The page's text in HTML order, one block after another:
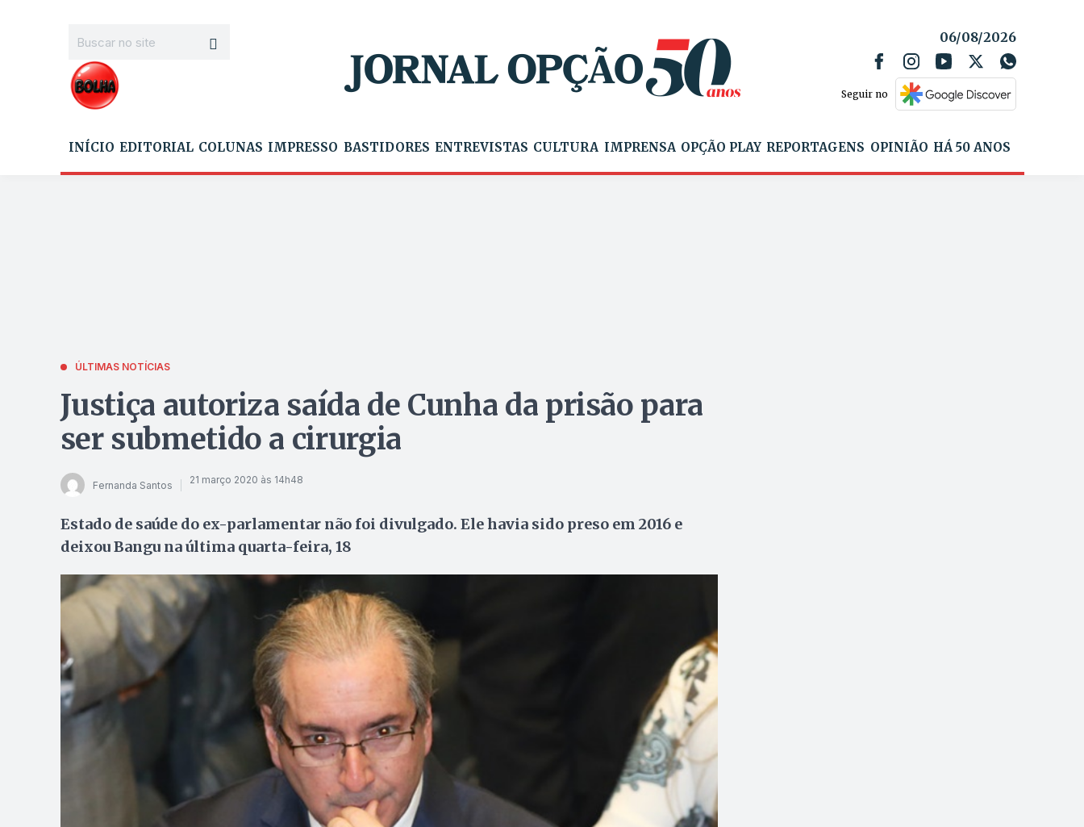
06/08/2026
Seguir no
INÍCIO EDITORIAL COLUNAS IMPRESSO BASTIDORES ENTREVISTAS CULTURA IMPRENSA OPÇÃO PLAY REPORTAGENS OPINIÃO HÁ 50 ANOS
ÚLTIMAS NOTÍCIAS
Justiça autoriza saída de Cunha da prisão para
ser submetido a cirurgia
Fernanda Santos 21 março 2020 às 14h48
Estado de saúde do ex-parlamentar não foi divulgado. Ele havia sido preso em 2016 e
deixou Bangu na última quarta-feira, 18